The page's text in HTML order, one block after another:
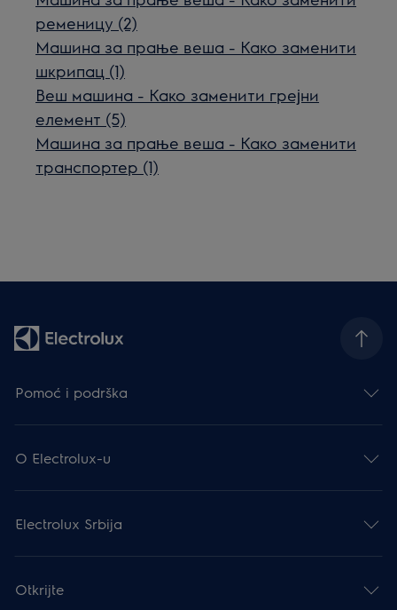
ременицу (2)
Машина за прање веша - Како заменити
шкрипац (1)
Веш машина - Како заменити грејни
елемент (5)
Машина за прање веша - Како заменити
транспортер (1)
Pomoć i podrška
O Electrolux-u
Electrolux Srbija
Otkrijte